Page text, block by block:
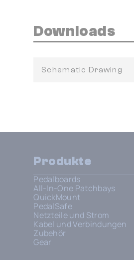
Downloads
Schematic Drawing
Produkte
Pedalboards
All-In-One Patchbays
QuickMount
PedalSafe
Netzteile und Strom
Kabel und Verbindungen
Zubehör
Gear